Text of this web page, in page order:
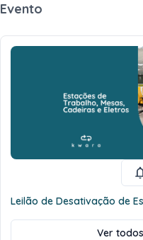
Evento
Leilão de Desativação de
Ver